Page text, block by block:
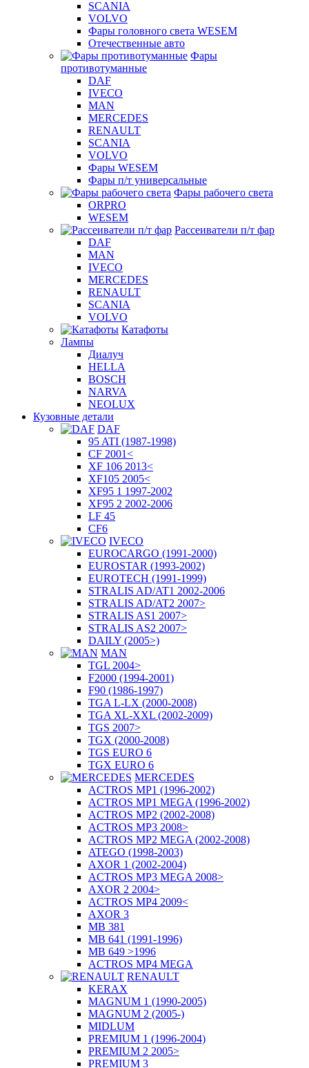
SCANIA
VOLVO
Фары головного света WESEM
Отечественные авто
Фары
противотуманные
DAF
IVECO
MAN
MERCEDES
RENAULT
SCANIA
VOLVO
Фары WESEM
Фары п/т универсальные
Фары рабочего света
ORPRO
WESEM
Рассеиватели п/т фар
DAF
MAN
IVECO
MERCEDES
RENAULT
SCANIA
VOLVO
Катафоты
Лампы
Диалуч
HELLA
BOSCH
NARVA
NEOLUX
Кузовные детали
DAF
95 ATI (1987-1998)
CF 2001<
XF 106 2013<
XF105 2005<
XF95 1 1997-2002
XF95 2 2002-2006
LF 45
CF6
IVECO
EUROCARGO (1991-2000)
EUROSTAR (1993-2002)
EUROTECH (1991-1999)
STRALIS AD/AT1 2002-2006
STRALIS AD/AT2 2007>
STRALIS AS1 2007>
STRALIS AS2 2007>
DAILY (2005>)
MAN
TGL 2004>
F2000 (1994-2001)
F90 (1986-1997)
TGA L-LX (2000-2008)
TGA XL-XXL (2002-2009)
TGS 2007>
TGX (2000-2008)
TGS EURO 6
TGX EURO 6
MERCEDES
ACTROS MP1 (1996-2002)
ACTROS MP1 MEGA (1996-2002)
ACTROS MP2 (2002-2008)
ACTROS MP3 2008>
ACTROS MP2 MEGA (2002-2008)
ATEGO (1998-2003)
AXOR 1 (2002-2004)
ACTROS MP3 MEGA 2008>
AXOR 2 2004>
ACTROS MP4 2009<
AXOR 3
MB 381
MB 641 (1991-1996)
MB 649 >1996
ACTROS MP4 MEGA
RENAULT
KERAX
MAGNUM 1 (1990-2005)
MAGNUM 2 (2005-)
MIDLUM
PREMIUM 1 (1996-2004)
PREMIUM 2 2005>
PREMIUM 3